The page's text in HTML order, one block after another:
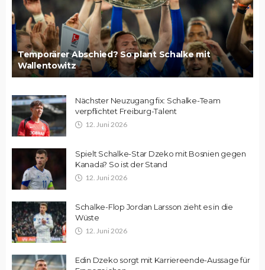
Temporärer Abschied? So plant Schalke mit
Wallentowitz
Nächster Neuzugang fix: Schalke-Team
verpflichtet Freiburg-Talent
12. Juni 2026
Spielt Schalke-Star Dzeko mit Bosnien gegen
Kanada? So ist der Stand
12. Juni 2026
Schalke-Flop Jordan Larsson zieht es in die
Wüste
12. Juni 2026
Edin Dzeko sorgt mit Karriereende-Aussage für